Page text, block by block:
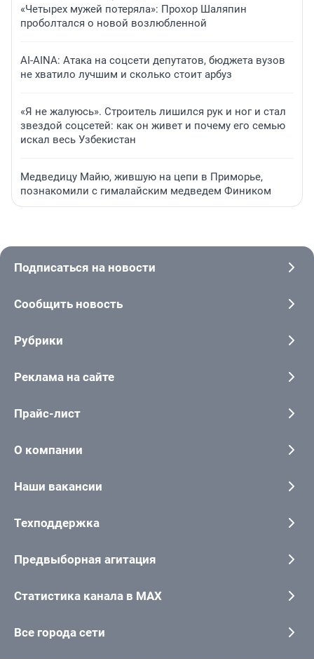
«Четырех мужей потеряла»: Прохор Шаляпин
проболтался о новой возлюбленной
AI-AINA: Атака на соцсети депутатов, бюджета вузов
не хватило лучшим и сколько стоит арбуз
«Я не жалуюсь». Строитель лишился рук и ног и стал
звездой соцсетей: как он живет и почему его семью
искал весь Узбекистан
Медведицу Майю, жившую на цепи в Приморье,
познакомили с гималайским медведем Фиником
Подписаться на новости
Сообщить новость
Рубрики
Реклама на сайте
Прайс-лист
О компании
Наши вакансии
Техподдержка
Предвыборная агитация
Статистика канала в MAX
Все города сети